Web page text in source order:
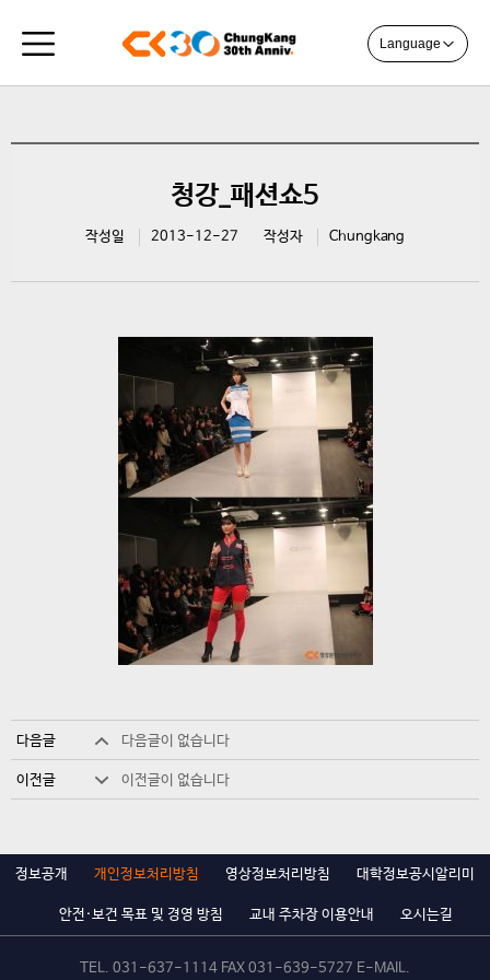
Language
청강_패션쇼5
작성일 2013-12-27 작성자 Chungkang
다음글 다음글이 없습니다
이전글 이전글이 없습니다
정보공개 개인정보처리방침 영상정보처리방침 대학정보공시알리미
안전·보건 목표 및 경영 방침 교내 주차장 이용안내 오시는길
TEL. 031-637-1114 FAX 031-639-5727 E-MAIL.